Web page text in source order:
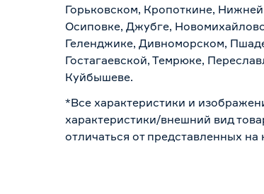
Горьковском, Кропоткине,
Осиповке, Джубге,
Геленджике, Дивноморском,
Гостагаевской, Темрюке,
Куйбышеве.
*Все характеристики и
характеристики/внешний вид
отличаться от представленных